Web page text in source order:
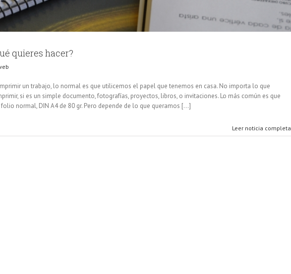
quieres hacer?
un trabajo, lo normal es que utilicemos el papel que tenemos en casa. No importa lo que
si es un simple documento, fotografías, proyectos, libros, o invitaciones. Lo más común es que
normal, DIN A4 de 80 gr. Pero depende de lo que queramos [...]
Leer noticia completa